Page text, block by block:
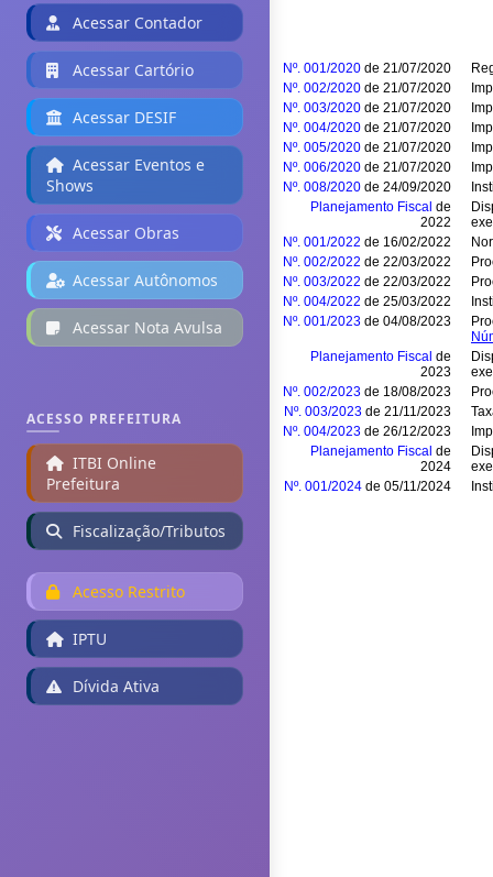
Acessar Contador
Acessar Cartório
Acessar DESIF
Acessar Eventos e
Shows
Acessar Obras
Acessar Autônomos
Acessar Nota Avulsa
ACESSO PREFEITURA
ITBI Online
Prefeitura
Fiscalização/Tributos
Acesso Restrito
IPTU
Dívida Ativa
Nº. 001/2020 de 21/07/2020
Nº. 002/2020 de 21/07/2020
Nº. 003/2020 de 21/07/2020
Nº. 004/2020 de 21/07/2020
Nº. 005/2020 de 21/07/2020
Nº. 006/2020 de 21/07/2020
Nº. 008/2020 de 24/09/2020
Planejamento Fiscal de
2022
Nº. 001/2022 de 16/02/2022
Nº. 002/2022 de 22/03/2022
Nº. 003/2022 de 22/03/2022
Nº. 004/2022 de 25/03/2022
Nº. 001/2023 de 04/08/2023
Planejamento Fiscal de
2023
Nº. 002/2023 de 18/08/2023
Nº. 003/2023 de 21/11/2023
Nº. 004/2023 de 26/12/2023
Planejamento Fiscal de
2024
Nº. 001/2024 de 05/11/2024